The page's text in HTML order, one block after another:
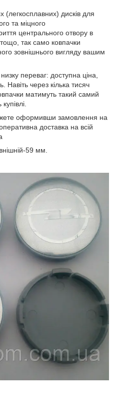
(легкосплавних) дисків для
та міцного
центрального отвору в
так само ковпачки
зовнішнього вигляду вашим
переваг: доступна ціна,
Навіть через кілька тисяч
матимуть такий самий
оформивши замовлення на
доставка на всій
59 мм.